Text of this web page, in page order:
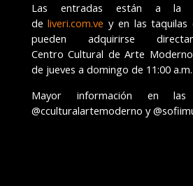
Las entradas están a la
deliveri.com.ve y en las taquilas
pueden adquirirse
Centro Cultural de Arte
de jueves a domingo de 11:00
Mayor información en las
@cculturalartemoderno y